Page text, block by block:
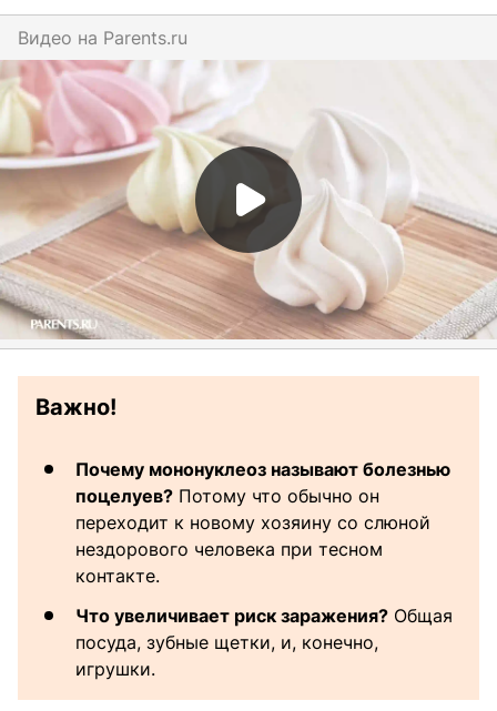
Видео на parents.ru
Важно!
Почему мононуклеоз называют болезнью
поцелуев? Потому что обычно он
переходит к новому хозяину со слюной
нездорового человека при тесном
контакте.
Что увеличивает риск заражения? Общая
посуда, зубные щетки, и, конечно,
игрушки.